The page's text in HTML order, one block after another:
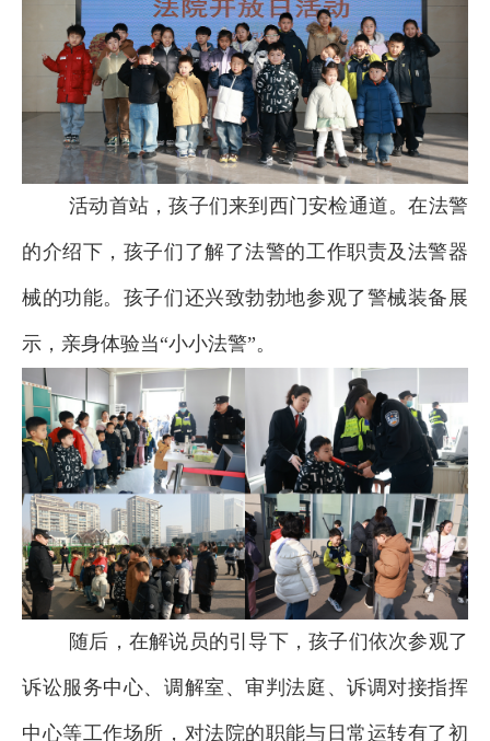
活动首站，孩子们来到西门安检通道。在法警
的介绍下，孩子们了解了法警的工作职责及法警器
械的功能。孩子们还兴致勃勃地参观了警械装备展
示，亲身体验当“小小法警”。
随后，在解说员的引导下，孩子们依次参观了
诉讼服务中心、调解室、审判法庭、诉调对接指挥
中心等工作场所，对法院的职能与日常运转有了初